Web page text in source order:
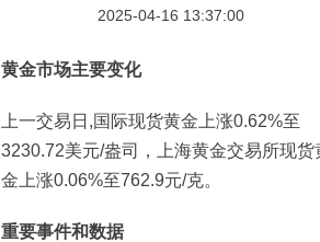
2025-04-16 13:37:00
黄金市场主要变化
上一交易日,国际现货黄金上涨0.62%至
3230.72美元/盎司，上海黄金交易所现货
金上涨0.06%至762.9元/克。
重要事件和数据